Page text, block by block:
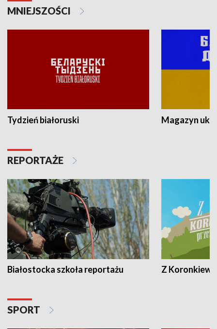
MNIEJSZOŚCI
Tydzień białoruski Magazyn
REPORTAŻE
Białostocka szkoła reportażu Z
SPORT